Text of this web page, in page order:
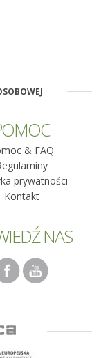
& FAQ
prywatności
Kontakt
NAS